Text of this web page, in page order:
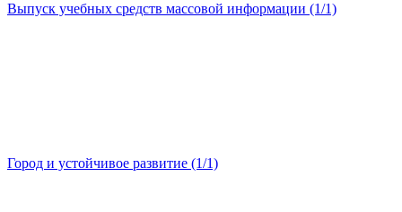
Выпуск учебных средств массовой информации (1/1)
Город и устойчивое развитие (1/1)